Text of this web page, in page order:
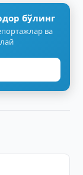
бўлинг
ва